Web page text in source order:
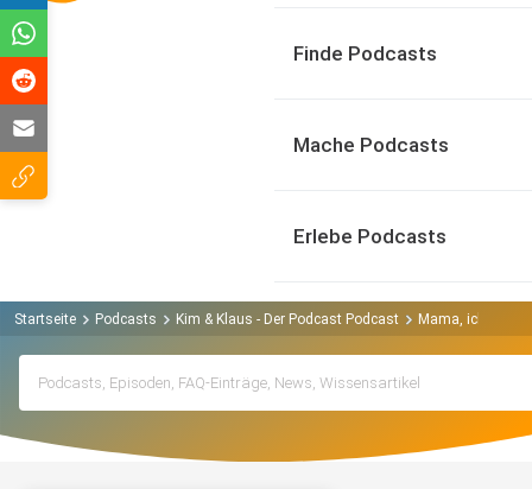
Finde Podcasts
Mache Podcasts
Erlebe Podcasts
Startseite Podcasts Kim & Klaus - Der Podcast Podcast Mama, ich muss